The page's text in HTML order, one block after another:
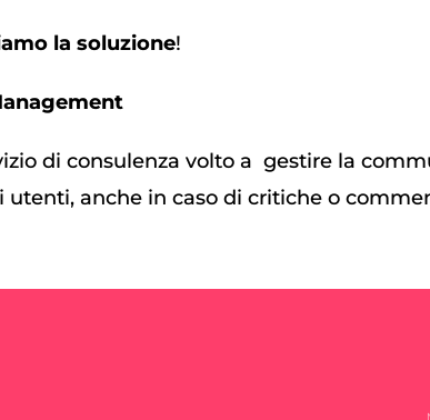
la soluzione!
di consulenza volto a gestire la
utenti, anche in caso di critiche o